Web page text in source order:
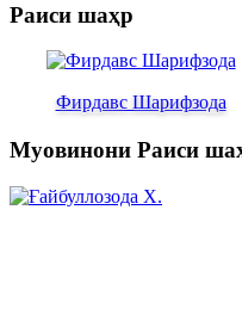
Раиси шаҳр
Фирдавс Шарифзода
Муовинони Раиси